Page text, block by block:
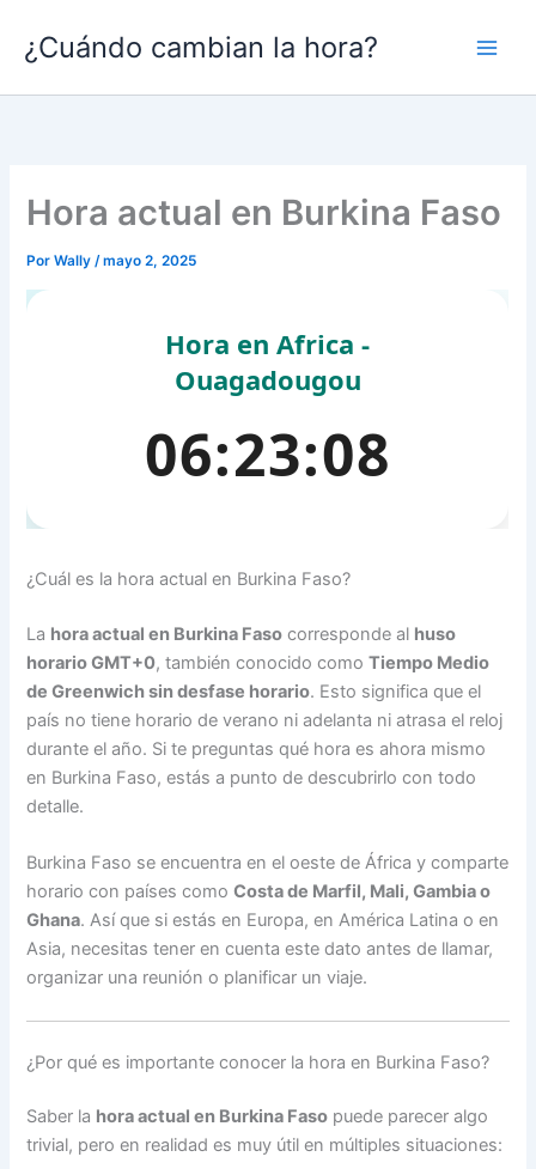
contenido
¿Cuándo cambian la hora?
Hora actual en Burkina Faso
PorWally/mayo 2, 2025
¿Cuál es la hora actual en Burkina Faso?
La hora actual en Burkina Faso corresponde al huso
horario GMT+0, también conocido comoTiempo Medio
de Greenwich sin desfase horario. Esto significa que el
país no tiene horario de verano ni adelanta ni atrasa el reloj
durante el año. Si te preguntas qué hora es ahora mismo
en Burkina Faso, estás a punto de descubrirlo con todo
detalle.
Burkina Faso se encuentra en el oeste de África y comparte
horario con países comoCosta de Marfil, Mali, Gambia o
Ghana. Así que si estás en Europa, en América Latina o en
Asia, necesitas tener en cuenta este dato antes de llamar,
organizar una reunión o planificar un viaje.
¿Por qué es importante conocer la hora en Burkina Faso?
Saber la hora actual en Burkina Faso puede parecer algo
trivial, pero en realidad es muy útil en múltiples situaciones: